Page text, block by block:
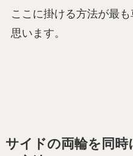
ここに掛ける方法が最
思います。
サイドの両輪を同